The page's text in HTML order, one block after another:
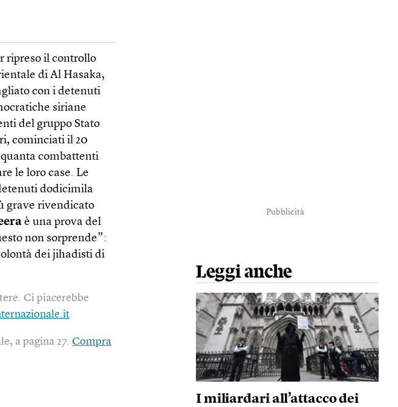
ripreso il controllo
di Al Hasaka,
con i detenuti
siriane
del gruppo Stato
cominciati il 20
combattenti
le loro case. Le
dodicimila
grave rivendicato
è una prova del
non sorprende”:
dei jihadisti di
Ci piacerebbe
a pagina 27.Compra
Pubblicità
Leggi anche
I miliardari all’attacco dei